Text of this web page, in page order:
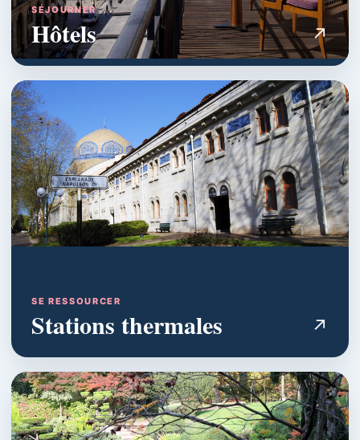
SÉJOURNER
Hôtels ↗
SE RESSOURCER
Stations thermales ↗